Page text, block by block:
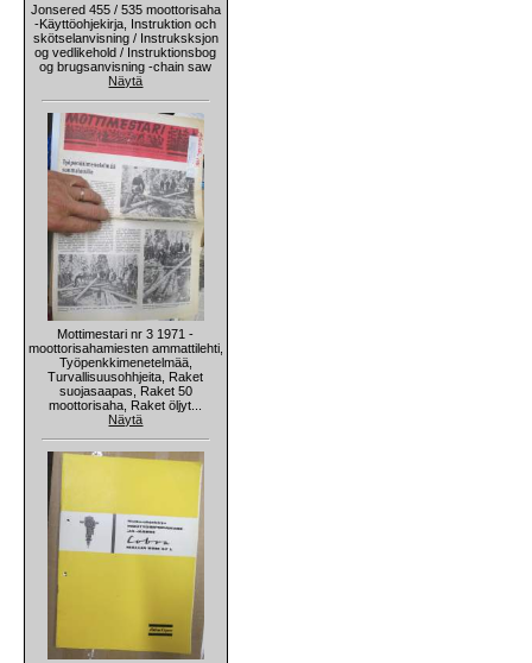
Jonsered 455 / 535 moottorisaha
-Käyttöohjekirja, Instruktion och
skötselanvisning / Instruksksjon
og vedlikehold / Instruktionsbog
og brugsanvisning -chain saw
Näytä
Mottimestari nr 3 1971 -
moottorisahamiesten ammattilehti,
Työpenkkimenetelmää,
Turvallisuusohhjeita, Raket
suojasaapas, Raket 50
moottorisaha, Raket öljyt...
Näytä